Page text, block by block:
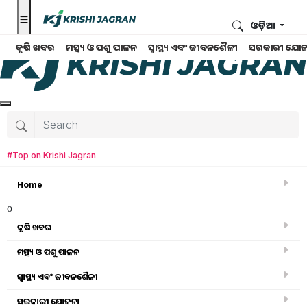
କୃଷି ଖବର ମତ୍ସ୍ୟ ଓ ପଶୁ ପାଳନ ସ୍ୱାସ୍ଥ୍ୟ ଏବଂ ଜୀବନଶୈଳୀ ସରକାରୀ
ଓଡ଼ିଆ
#Top on Krishi Jagran
Home
o
କୃଷି ଖବର
ମତ୍ସ୍ୟ ଓ ପଶୁ ପାଳନ
ସ୍ୱାସ୍ଥ୍ୟ ଏବଂ ଜୀବନଶୈଳୀ
ସରକାରୀ ଯୋଜନା
କୃଷି ବିଶ୍ବକୋଷ